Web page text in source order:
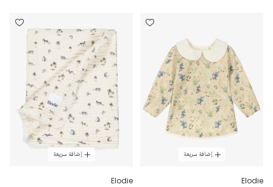
إضافة سريعة
Elodie
إضافة سريعة
Elodie